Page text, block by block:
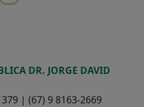
DR. JORGE DAVID
| (67) 9 8163-2669